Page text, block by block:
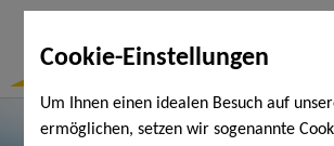
Cookie-Einstellungen
Um Ihnen einen idealen Besuch auf
ermöglichen, setzen wir sogenannte